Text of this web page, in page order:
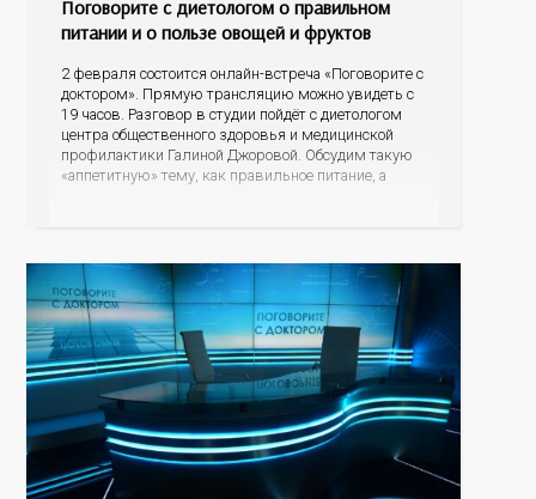
Поговорите с диетологом о правильном
питании и о пользе овощей и фруктов
2 февраля состоится онлайн-встреча «Поговорите с
доктором». Прямую трансляцию можно увидеть с
19 часов. Разговор в студии пойдёт с диетологом
центра общественного здоровья и медицинской
профилактики Галиной Джоровой. Обсудим такую
«аппетитную» тему, как правильное питание, а